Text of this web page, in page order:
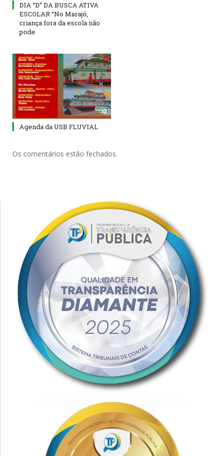
DIA “D” DA BUSCA ATIVA
ESCOLAR “No Marajó,
criança fora da escola não
pode
Agenda da USB FLUVIAL
Os comentários estão fechados.